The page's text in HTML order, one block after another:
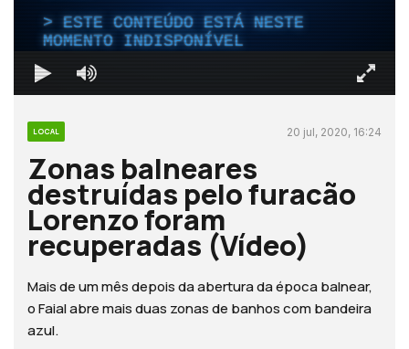
ESTE CONTEÚDO ESTÁ NESTE
MOMENTO INDISPONÍVEL
LOCAL 20 jul, 2020, 16:24
Zonas balneares
destruídas pelo furacão
Lorenzo foram
recuperadas (Vídeo)
Mais de um mês depois da abertura da época balnear,
o Faial abre mais duas zonas de banhos com bandeira
azul.